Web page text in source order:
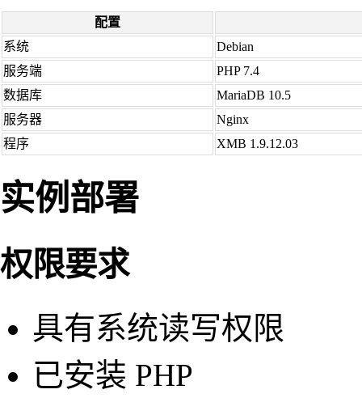
配置
系统
Debian
服务端
PHP 7.4
数据库
MariaDB 10.5
服务器
Nginx
程序
XMB 1.9.12.03
实例部署
权限要求
具有系统读写权限
已安装 PHP